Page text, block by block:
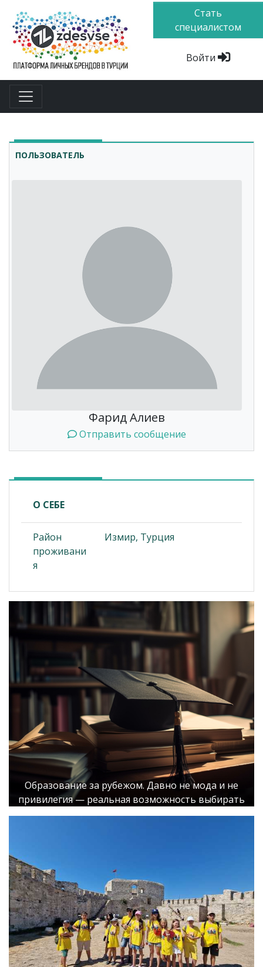
Стать
специалистом
Войти
ПОЛЬЗОВАТЕЛЬ
Фарид Алиев
Отправить сообщение
О СЕБЕ
Район
проживани
я
Измир, Турция
Образование за рубежом. Давно не мода и не
привилегия — реальная возможность выбирать